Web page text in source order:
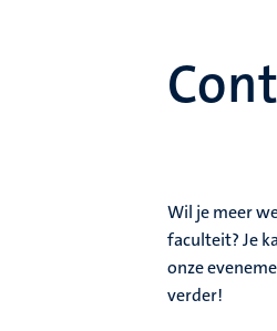
Wil je meer
faculteit? Je
onze
verder!